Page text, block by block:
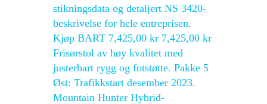
stikningsdata og detaljert NS 3420-
beskrivelse for hele entreprisen.
Kjøp BART 7,425,00 kr 7,425,00 kr
Frisørstol av høy kvalitet med
justerbart rygg og fotstøtte. Pakke 5
Øst: Trafikkstart desember 2023.
Mountain Hunter Hybrid-